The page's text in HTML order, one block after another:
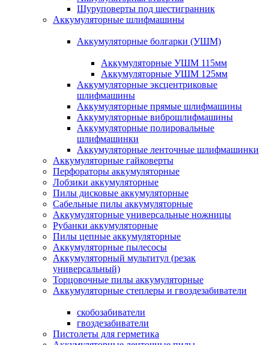
Шуруповерты под шестигранник
Аккумуляторные шлифмашины
Аккумуляторные болгарки (УШМ)
Аккумуляторные УШМ 115мм
Аккумуляторные УШМ 125мм
Аккумуляторные эксцентриковые
шлифмашины
Аккумуляторные прямые шлифмашины
Аккумуляторные виброшлифмашины
Аккумуляторные полировальные
шлифмашинки
Аккумуляторные ленточные шлифмашинки
Аккумуляторные гайковерты
Перфораторы аккумуляторные
Лобзики аккумуляторные
Пилы дисковые аккумуляторные
Сабельные пилы аккумуляторные
Аккумуляторные универсальные ножницы
Рубанки аккумуляторные
Пилы цепные аккумуляторные
Аккумуляторные пылесосы
Аккумуляторный мультитул (резак
универсальный)
Торцовочные пилы аккумуляторные
Аккумуляторные степлеры и гвоздезабиватели
скобозабиватели
гвоздезабиватели
Пистолеты для герметика